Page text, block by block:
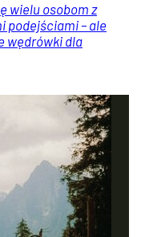
wielu osobom z
podejściami – ale
wędrówki dla